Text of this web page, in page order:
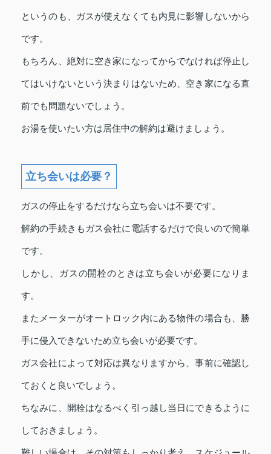
というのも、ガスが使えなくても内見に影響しないから
です。
もちろん、絶対に空き家になってからでなければ停止し
てはいけないという決まりはないため、空き家になる直
前でも問題ないでしょう。
お湯を使いたい方は居住中の解約は避けましょう。
立ち会いは必要？
ガスの停止をするだけなら立ち会いは不要です。
解約の手続きもガス会社に電話するだけで良いので簡単
です。
しかし、ガスの開栓のときは立ち会いが必要になりま
す。
またメーターがオートロック内にある物件の場合も、勝
手に侵入できないため立ち会いが必要です。
ガス会社によって対応は異なりますから、事前に確認し
ておくと良いでしょう。
ちなみに、開栓はなるべく引っ越し当日にできるように
しておきましょう。